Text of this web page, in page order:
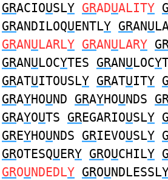
GRACIOUSLY GRADUALITY
GRANDILOQUENTLY GRANU
GRANULARLY GRANULARY
GRANULOCYTES GRANULOCY
GRATUITOUSLY GRATUITY
GRAYHOUND GRAYHOUNDS
GRAYOUTS GREGARIOUSLY
GREYHOUNDS GRIEVOUSLY
GROTESQUERY GROUCHILY
GROUNDEDLY GROUNDLESSL